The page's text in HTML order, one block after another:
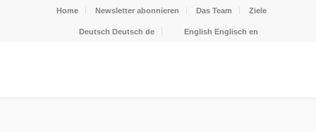
Home Newsletter abonnieren Das Team Ziele
Deutsch Deutsch de English Englisch en